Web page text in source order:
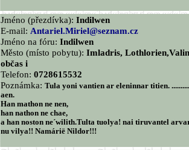
Jméno (přezdívka): Indilwen
E-mail: Antariel.Miriel@seznam.cz
Jméno na fóru: Indilwen
Město (místo pobytu): Imladris,
občas i
Telefon: 0728615532
Poznámka: Tula yoni vantien ar eleninnar titien.
aen.
Han mathon ne nen,
han nathon ne chae,
a han noston ne´wilith.Tulta tuolya! nai tiruvantel
nu vilya!! Namárië Nildor!!!